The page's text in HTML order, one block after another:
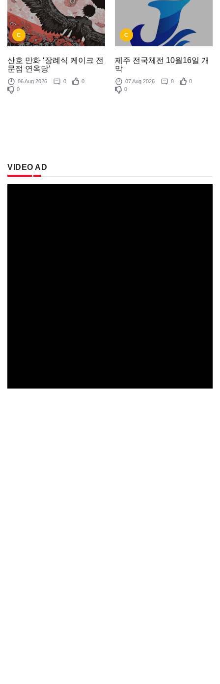
C
산호 만화 ‘장례식 케이크 전
문점 연옥당’
06 Aug 2026 0
0
0
C
제주 전국체전 10월16일 개
막
07 Aug 2026 0
0
0
VIDEO AD